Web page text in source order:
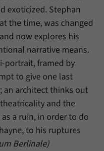
exoticized. Stephan
the time, was changed
now explores his
narrative means.
portrait, framed by
to give one last
an architect thinks out
and the
a ruin, in order to do
to his ruptures
Berlinale)